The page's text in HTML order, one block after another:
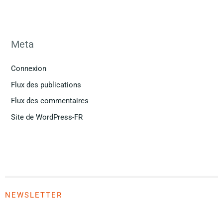
Meta
Connexion
Flux des publications
Flux des commentaires
Site de WordPress-FR
NEWSLETTER